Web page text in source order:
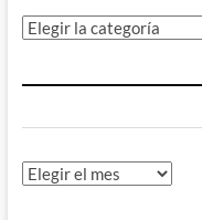
Categorías
Archivos